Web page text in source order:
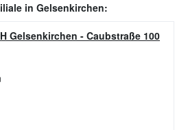
in Gelsenkirchen:
Gelsenkirchen - Caubstraße 100